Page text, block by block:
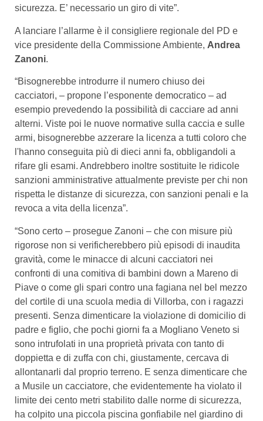
sicurezza. E’ necessario un giro di vite”.
A lanciare l’allarme è il consigliere regionale del PD e
vice presidente della Commissione Ambiente, Andrea
Zanoni.
“Bisognerebbe introdurre il numero chiuso dei
cacciatori, – propone l’esponente democratico – ad
esempio prevedendo la possibilità di cacciare ad anni
alterni. Viste poi le nuove normative sulla caccia e sulle
armi, bisognerebbe azzerare la licenza a tutti coloro che
l'hanno conseguita più di dieci anni fa, obbligandoli a
rifare gli esami. Andrebbero inoltre sostituite le ridicole
sanzioni amministrative attualmente previste per chi non
rispetta le distanze di sicurezza, con sanzioni penali e la
revoca a vita della licenza”.
“Sono certo – prosegue Zanoni – che con misure più
rigorose non si verificherebbero più episodi di inaudita
gravità, come le minacce di alcuni cacciatori nei
confronti di una comitiva di bambini down a Mareno di
Piave o come gli spari contro una fagiana nel bel mezzo
del cortile di una scuola media di Villorba, con i ragazzi
presenti. Senza dimenticare la violazione di domicilio di
padre e figlio, che pochi giorni fa a Mogliano Veneto si
sono intrufolati in una proprietà privata con tanto di
doppietta e di zuffa con chi, giustamente, cercava di
allontanarli dal proprio terreno. E senza dimenticare che
a Musile un cacciatore, che evidentemente ha violato il
limite dei cento metri stabilito dalle norme di sicurezza,
ha colpito una piccola piscina gonfiabile nel giardino di